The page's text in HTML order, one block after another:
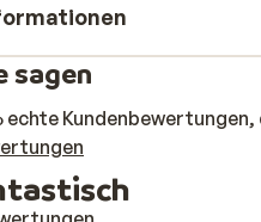
sagen
echte